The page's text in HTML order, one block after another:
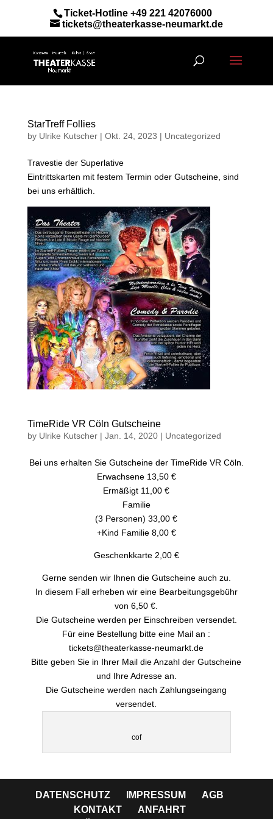
Ticket-Hotline +49 221 42076000
tickets@theaterkasse-neumarkt.de
StarTreff Follies
by Ulrike Kutscher| Okt. 24, 2023 | Uncategorized
Travestie der Superlative
Eintrittskarten mit festem Termin oder Gutscheine, sind
bei uns erhältlich.
TimeRide VR Cöln Gutscheine
by Ulrike Kutscher| Jan. 14, 2020| Uncategorized
Bei uns erhalten Sie Gutscheine der TimeRide VR Cöln.
Erwachsene 13,50 €
Ermäßigt 11,00 €
Familie
(3 Personen) 33,00 €
+Kind Familie 8,00 €
Geschenkkarte 2,00 €
Gerne senden wir Ihnen die Gutscheine auch zu.
In diesem Fall erheben wir eine Bearbeitungsgebühr
von 6,50 €.
Die Gutscheine werden per Einschreiben versendet.
Für eine Bestellung bitte eine Mail an :
tickets@theaterkasse-neumarkt.de
Bitte geben Sie in Ihrer Mail die Anzahl der Gutscheine
und Ihre Adresse an.
Die Gutscheine werden nach Zahlungseingang
versendet.
cof
DATENSCHUTZ IMPRESSUM
AGB
KONTAKT
ANFAHRT